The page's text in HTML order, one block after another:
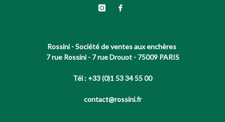
Rossini - Société de ventes aux enchères
7 rue Rossini - 7 rue Drouot - 75009 PARIS
Tél : +33 (0)1 53 34 55 00
contact@rossini.fr